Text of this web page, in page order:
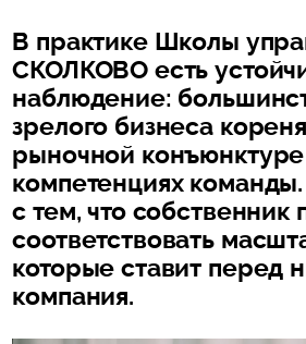
В практике Школы
СКОЛКОВО есть
наблюдение:
зрелого бизнеса
рыночной
компетенциях
с тем, что собственник
соответствовать
которые ставит перед
компания.